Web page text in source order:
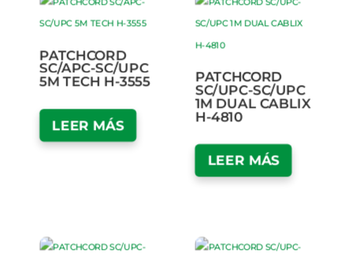
PATCHCORD
SC/APC-SC/UPC
5M TECH H-3555
LEER MÁS
PATCHCORD
SC/UPC-SC/UPC
1M DUAL CABLIX
H-4810
LEER MÁS